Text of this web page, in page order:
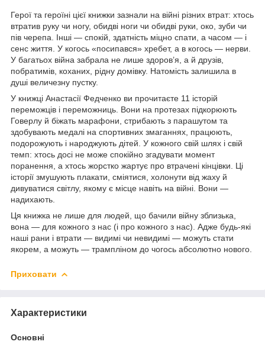
Герої та героїні цієї книжки зазнали на війні різних втрат: хтось
втратив руку чи ногу, обидві ноги чи обидві руки, око, зуби чи
пів черепа. Інші — спокій, здатність міцно спати, а часом — і
сенс життя. У когось «посипався» хребет, а в когось — нерви.
У багатьох війна забрала не лише здоров’я, а й друзів,
побратимів, коханих, рідну домівку. Натомість залишила в
душі величезну пустку.
У книжці Анастасії Федченко ви прочитаєте 11 історій
переможців і переможниць. Вони на протезах підкорюють
Говерлу й біжать марафони, стрибають з парашутом та
здобувають медалі на спортивних змаганнях, працюють,
подорожують і народжують дітей. У кожного свій шлях і свій
темп: хтось досі не може спокійно згадувати момент
поранення, а хтось жорстко жартує про втрачені кінцівки. Ці
історії змушують плакати, сміятися, холонути від жаху й
дивуватися світлу, якому є місце навіть на війні. Вони —
надихають.
Ця книжка не лише для людей, що бачили війну зблизька,
вона — для кожного з нас (і про кожного з нас). Адже будь-які
наші рани і втрати — видимі чи невидимі — можуть стати
якорем, а можуть — трампліном до чогось абсолютно нового.
Приховати
Характеристики
Основні